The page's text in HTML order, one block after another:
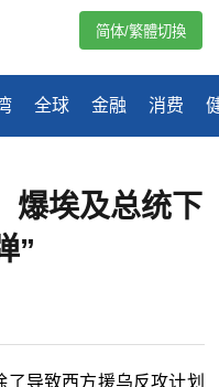
全球 金融 消费
简体/繁體切換
爆埃及总统下
”
导致西方援乌反攻计划